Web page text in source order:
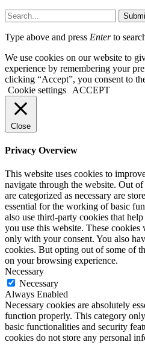
Type above and press Enterto
We use cookies on our website to
experience by remembering your
clicking “Accept”, you consent to
Cookie settings
ACCEPT
Close
Privacy Overview
This website uses cookies to
navigate through the website. Out
are categorized as necessary are
essential for the working of basic
also use third-party cookies that
you use this website. These
only with your consent. You also
cookies. But opting out of some of
on your browsing experience.
Necessary
Necessary
Always Enabled
Necessary cookies are absolutely
function properly. This category
basic functionalities and security
cookies do not store any personal